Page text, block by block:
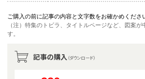
ご購入の前に記事の内容と文字数をお確かめくださ
（注）特集のトビラ、タイトルページなど、図案が
す。
記事の購入 （ダウンロード）